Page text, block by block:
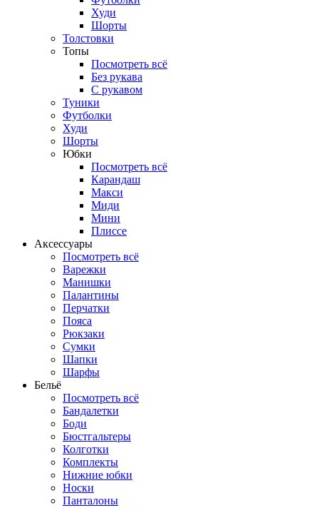
Худи
Шорты
Толстовки
Топы
Посмотреть всё
Без рукава
С рукавом
Туники
Футболки
Худи
Шорты
Юбки
Посмотреть всё
Карандаш
Макси
Миди
Мини
Плиссе
Аксессуары
Посмотреть всё
Варежки
Манишки
Палантины
Перчатки
Пояса
Рюкзаки
Сумки
Шапки
Шарфы
Бельё
Посмотреть всё
Бандалетки
Боди
Бюстгальтеры
Колготки
Комплекты
Нижние юбки
Носки
Панталоны